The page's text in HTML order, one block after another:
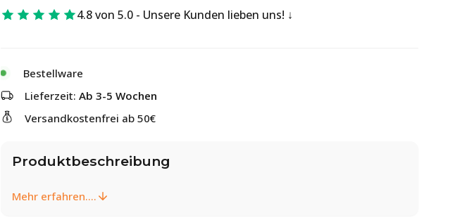
4.8 von 5.0 - Unsere Kunden lieben uns!
Bestellware
Lieferzeit: Ab 3-5 Wochen
Versandkostenfrei ab 50€
Produktbeschreibung
Mehr erfahren....